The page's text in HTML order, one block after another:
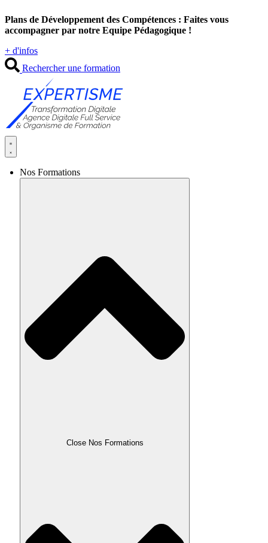
au
contenu
Plans de Développement des Compétences : Faites vous
accompagner par notre Equipe Pédagogique !
+ d'infos
Rechercher une formation
Nos Formations
Close Nos Formations